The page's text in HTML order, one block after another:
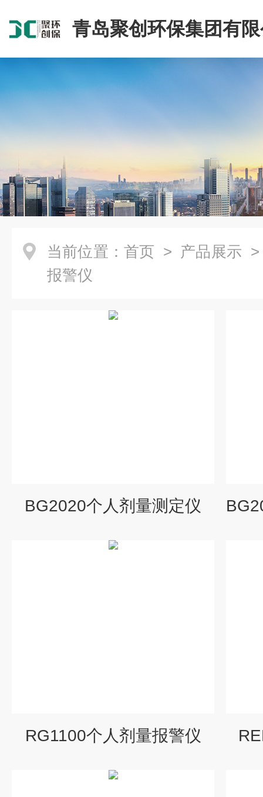
青岛聚创环保集团有
当前位置： 首页 > 产品展示
报警仪
BG2020个人剂量测定仪
RG1100个人剂量报警仪